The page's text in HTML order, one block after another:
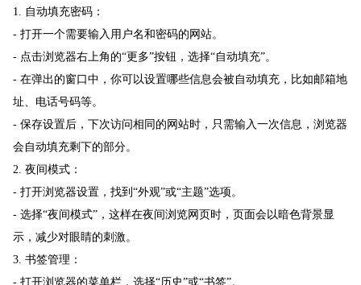
1. 自动填充密码：
- 打开一个需要输入用户名和密码的网站。
- 点击浏览器右上角的“更多”按钮，选择“自动填充”。
- 在弹出的窗口中，你可以设置哪些信息会被自动填充，比如邮箱地
址、电话号码等。
- 保存设置后，下次访问相同的网站时，只需输入一次信息，浏览器
会自动填充剩下的部分。
2. 夜间模式：
- 打开浏览器设置，找到“外观”或“主题”选项。
- 选择“夜间模式”，这样在夜间浏览网页时，页面会以暗色背景显
示，减少对眼睛的刺激。
3. 书签管理：
- 打开浏览器的菜单栏，选择“历史”或“书签”。